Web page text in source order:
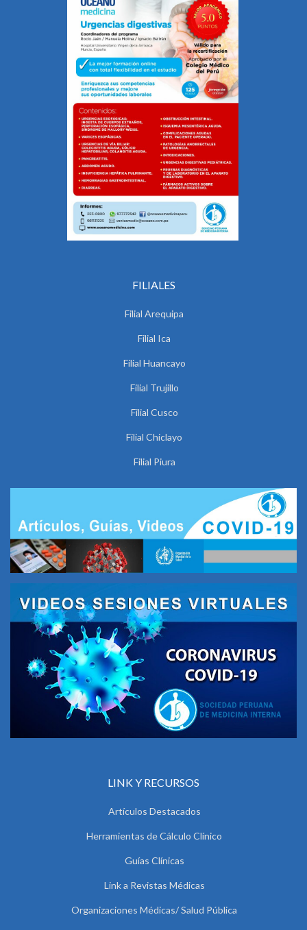
FILIALES
Filial Arequipa
Filial Ica
Filial Huancayo
Filial Trujillo
Filial Cusco
Filial Chiclayo
Filial Piura
LINK Y RECURSOS
Artículos Destacados
Herramientas de Cálculo Clínico
Guías Clínicas
Link a Revistas Médicas
Organizaciones Médicas/ Salud Pública